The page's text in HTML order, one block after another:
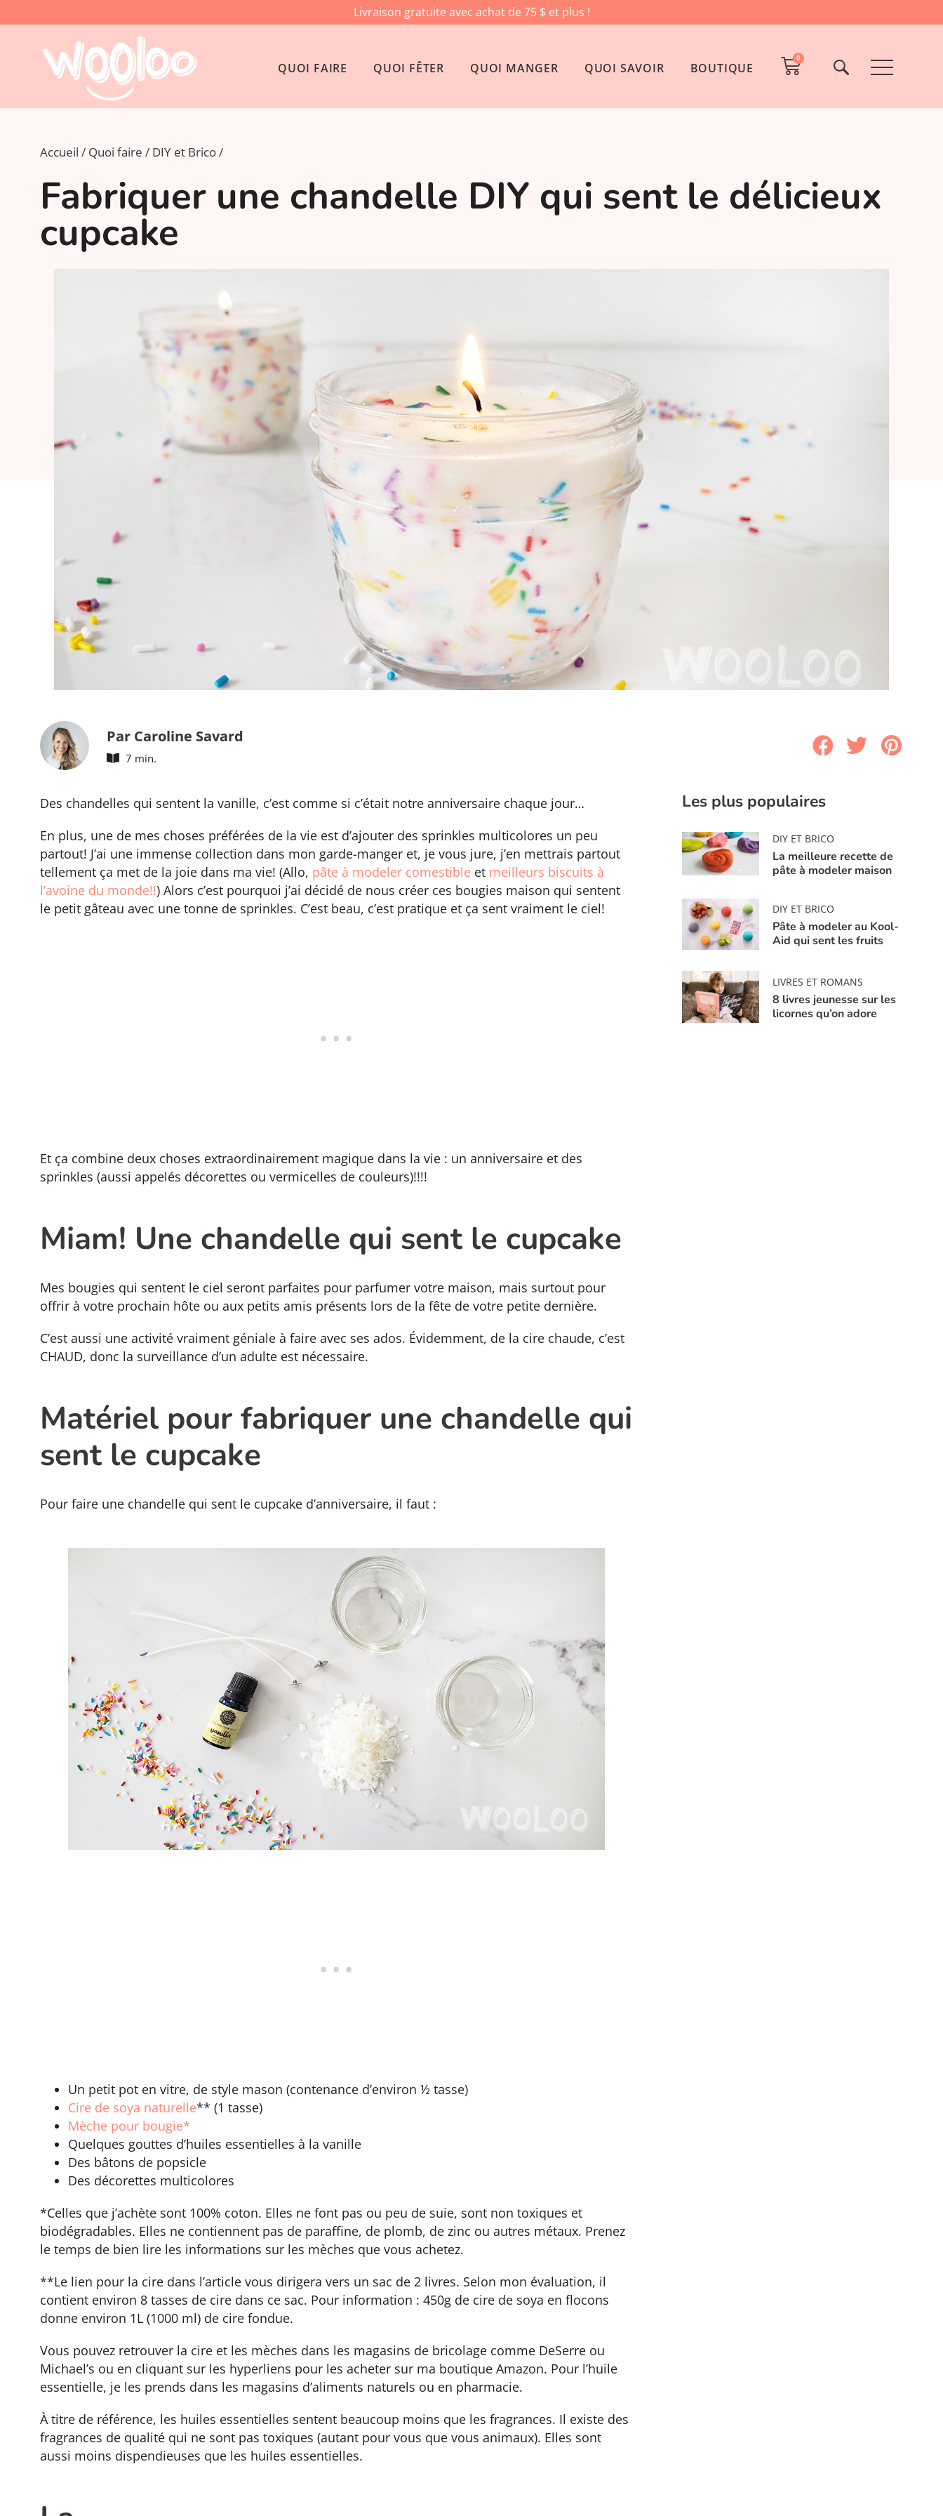
Livraison gratuite avec achat de 75 $ et plus !
QUOI FAIRE QUOI FÊTER QUOI MANGER QUOI SAVOIR BOUTIQUE
0
Accueil Quoi faire DIY et Brico
Fabriquer une chandelle DIY qui sent le délicieux
cupcake
Par Caroline Savard
7 min.
Des chandelles qui sentent la vanille, c’est comme si c’était notre anniversaire chaque jour…
En plus, une de mes choses préférées de la vie est d’ajouter des sprinkles multicolores un peu
partout! J’ai une immense collection dans mon garde-manger et, je vous jure, j’en mettrais partout
tellement ça met de la joie dans ma vie! (Allo, pâte à modeler comestible et meilleurs biscuits à
l’avoine du monde!!) Alors c’est pourquoi j’ai décidé de nous créer ces bougies maison qui sentent
le petit gâteau avec une tonne de sprinkles. C’est beau, c’est pratique et ça sent vraiment le ciel!
Et ça combine deux choses extraordinairement magique dans la vie : un anniversaire et des
sprinkles (aussi appelés décorettes ou vermicelles de couleurs)!!!!
Miam! Une chandelle qui sent le cupcake
Mes bougies qui sentent le ciel seront parfaites pour parfumer votre maison, mais surtout pour
offrir à votre prochain hôte ou aux petits amis présents lors de la fête de votre petite dernière.
C’est aussi une activité vraiment géniale à faire avec ses ados. Évidemment, de la cire chaude, c’est
CHAUD, donc la surveillance d’un adulte est nécessaire.
Matériel pour fabriquer une chandelle qui
sent le cupcake
Pour faire une chandelle qui sent le cupcake d’anniversaire, il faut :
Un petit pot en vitre, de style mason (contenance d’environ ½ tasse)
Cire de soya naturelle** (1 tasse)
Mèche pour bougie*
Quelques gouttes d’huiles essentielles à la vanille
Des bâtons de popsicle
Des décorettes multicolores
*Celles que j’achète sont 100% coton. Elles ne font pas ou peu de suie, sont non toxiques et
biodégradables. Elles ne contiennent pas de paraffine, de plomb, de zinc ou autres métaux. Prenez
le temps de bien lire les informations sur les mèches que vous achetez.
**Le lien pour la cire dans l’article vous dirigera vers un sac de 2 livres. Selon mon évaluation, il
contient environ 8 tasses de cire dans ce sac. Pour information : 450g de cire de soya en flocons
donne environ 1L (1000 ml) de cire fondue.
Vous pouvez retrouver la cire et les mèches dans les magasins de bricolage comme DeSerre ou
Michael’s ou en cliquant sur les hyperliens pour les acheter sur ma boutique Amazon. Pour l’huile
essentielle, je les prends dans les magasins d’aliments naturels ou en pharmacie.
À titre de référence, les huiles essentielles sentent beaucoup moins que les fragrances. Il existe des
fragrances de qualité qui ne sont pas toxiques (autant pour vous que vous animaux). Elles sont
aussi moins dispendieuses que les huiles essentielles.
Les plus populaires
DIY ET BRICO
La meilleure recette de
pâte à modeler maison
DIY ET BRICO
Pâte à modeler au Kool-
Aid qui sent les fruits
LIVRES ET ROMANS
8 livres jeunesse sur les
licornes qu’on adore